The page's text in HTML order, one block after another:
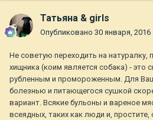
Татьяна & girls
Опубликовано 30 января, 2016
Не советую переходить на натуралку,
хищника (коим является собака) - это
рубленным и промороженным. Для
болезнью и питающегося сушкой
вариант. Всякие бульоны и вареное
всеядных, таких как люди и, простите,